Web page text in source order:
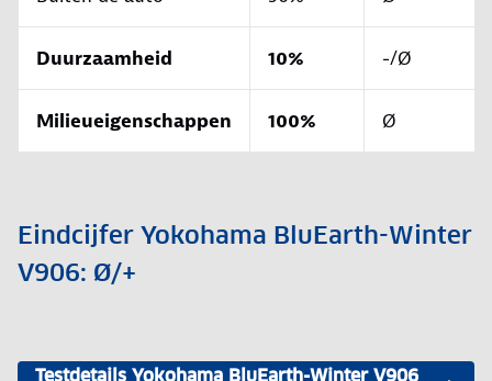
Duurzaamheid 10% -/Ø
Milieueigenschappen 100% Ø
Eindcijfer Yokohama BluEarth-Winter
V906: Ø/+